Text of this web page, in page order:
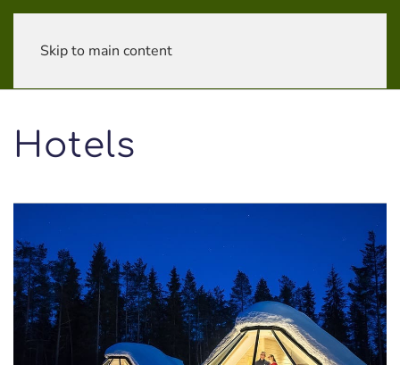
Skip to main content
Hotels